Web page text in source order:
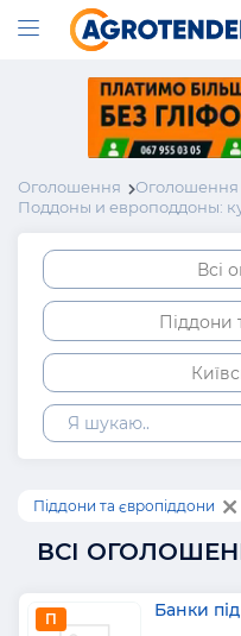
Оголошення
Оголошення
Поддоны и европоддоны:
Всі
Піддони
Піддони та європіддони
ВСІ
П Банки